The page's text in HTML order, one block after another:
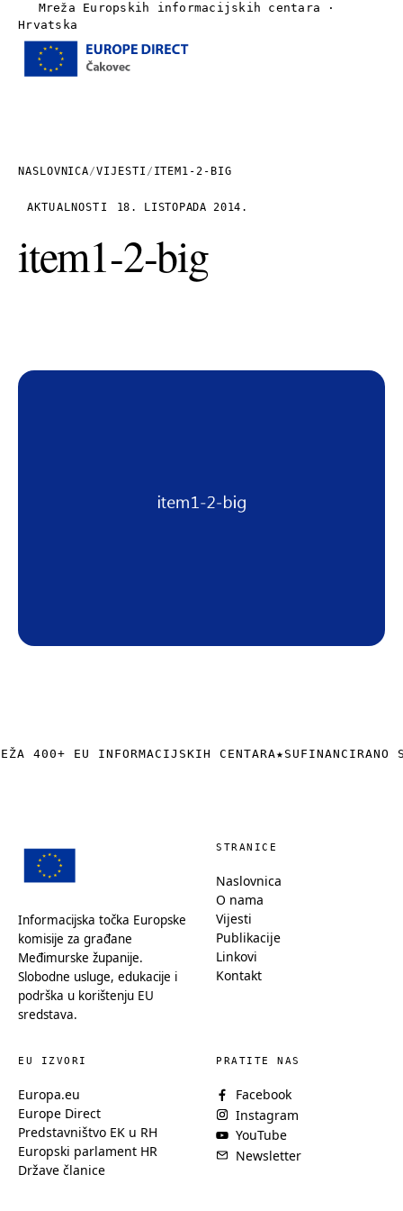
Mreža Europskih informacijskih centara ·
Hrvatska
Vijesti
Publikacije
NASLOVNICA/VIJESTI / ITEM1-2-BIG
AKTUALNOSTI 18. LISTOPADA 2014.
item1-2-big
400+ EU INFORMACIJSKIH CENTARA★ SUFINANCIRANO
Informacijska točka Europske
komisije za građane
Međimurske županije.
Slobodne usluge, edukacije i
podrška u korištenju EU
sredstava.
STRANICE
Naslovnica
O nama
Vijesti
Publikacije
Linkovi
Kontakt
EU IZVORI
Europa.eu
Europe Direct
Predstavništvo EK u RH
Europski parlament HR
Države članice
PRATITE NAS
Facebook
Instagram
YouTube
Newsletter